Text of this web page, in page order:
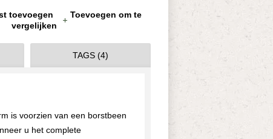
toevoegen
Toevoegen om te
vergelijken
TAGS (4)
is voorzien van een borstbeen
u het complete